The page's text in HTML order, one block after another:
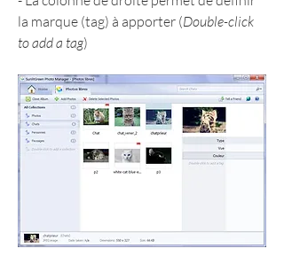
la marque (tag) à apporter (Double-click
to add a tag)